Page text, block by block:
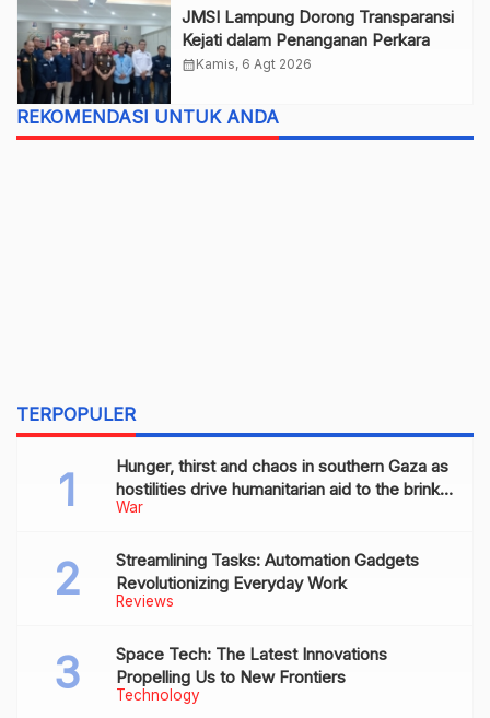
JMSI Lampung Dorong Transparansi
Kejati dalam Penanganan Perkara
calendar_monthKamis, 6 Agt 2026
REKOMENDASI UNTUK ANDA
TERPOPULER
War
Hunger, thirst and chaos in southern Gaza as
hostilities drive humanitarian aid to the brink
of collapse
Reviews
Streamlining Tasks: Automation Gadgets
Revolutionizing Everyday Work
Technology
Space Tech: The Latest Innovations
Propelling Us to New Frontiers